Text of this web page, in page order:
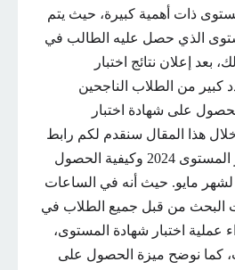
ذات أهمية كبيرة، حيث يتم
الذي حصل عليه الطالب في
بعد إعلان نتائج اختبار
بدأ عدد كبير من الطلاب الناجحين
على شهادة اختبار
ومن خلال هذا المقال سنقدم لكم رابط
استخراج شهادة اختبار المستوى 2024 وكيفية الحصول
لشهر مايو. حيث أنه في الساعات
البحث من قبل جميع الطلاب في
عملية اختبار شهادة المستوى،
كما نوضح ميزة الحصول على